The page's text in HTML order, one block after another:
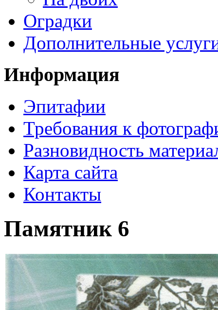
Оградки
Дополнительные
Информация
Эпитафии
Требования к
Разновидность
Карта сайта
Контакты
Памятник 6